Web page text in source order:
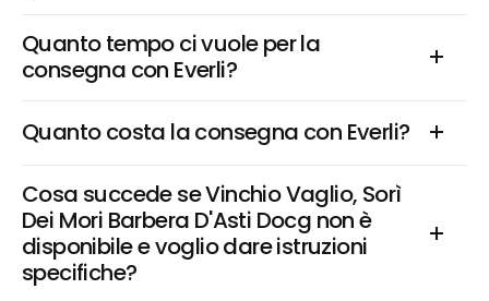
Quanto tempo ci vuole per la
consegna con Everli?
Quanto costa la consegna con Everli?
Cosa succede se Vinchio Vaglio, Sorì
Dei Mori Barbera D'Asti Docg non è
disponibile e voglio dare istruzioni
specifiche?